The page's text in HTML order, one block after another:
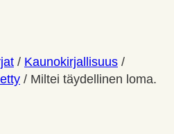
/ Kaunokirjallisuus /
/ Miltei täydellinen loma.